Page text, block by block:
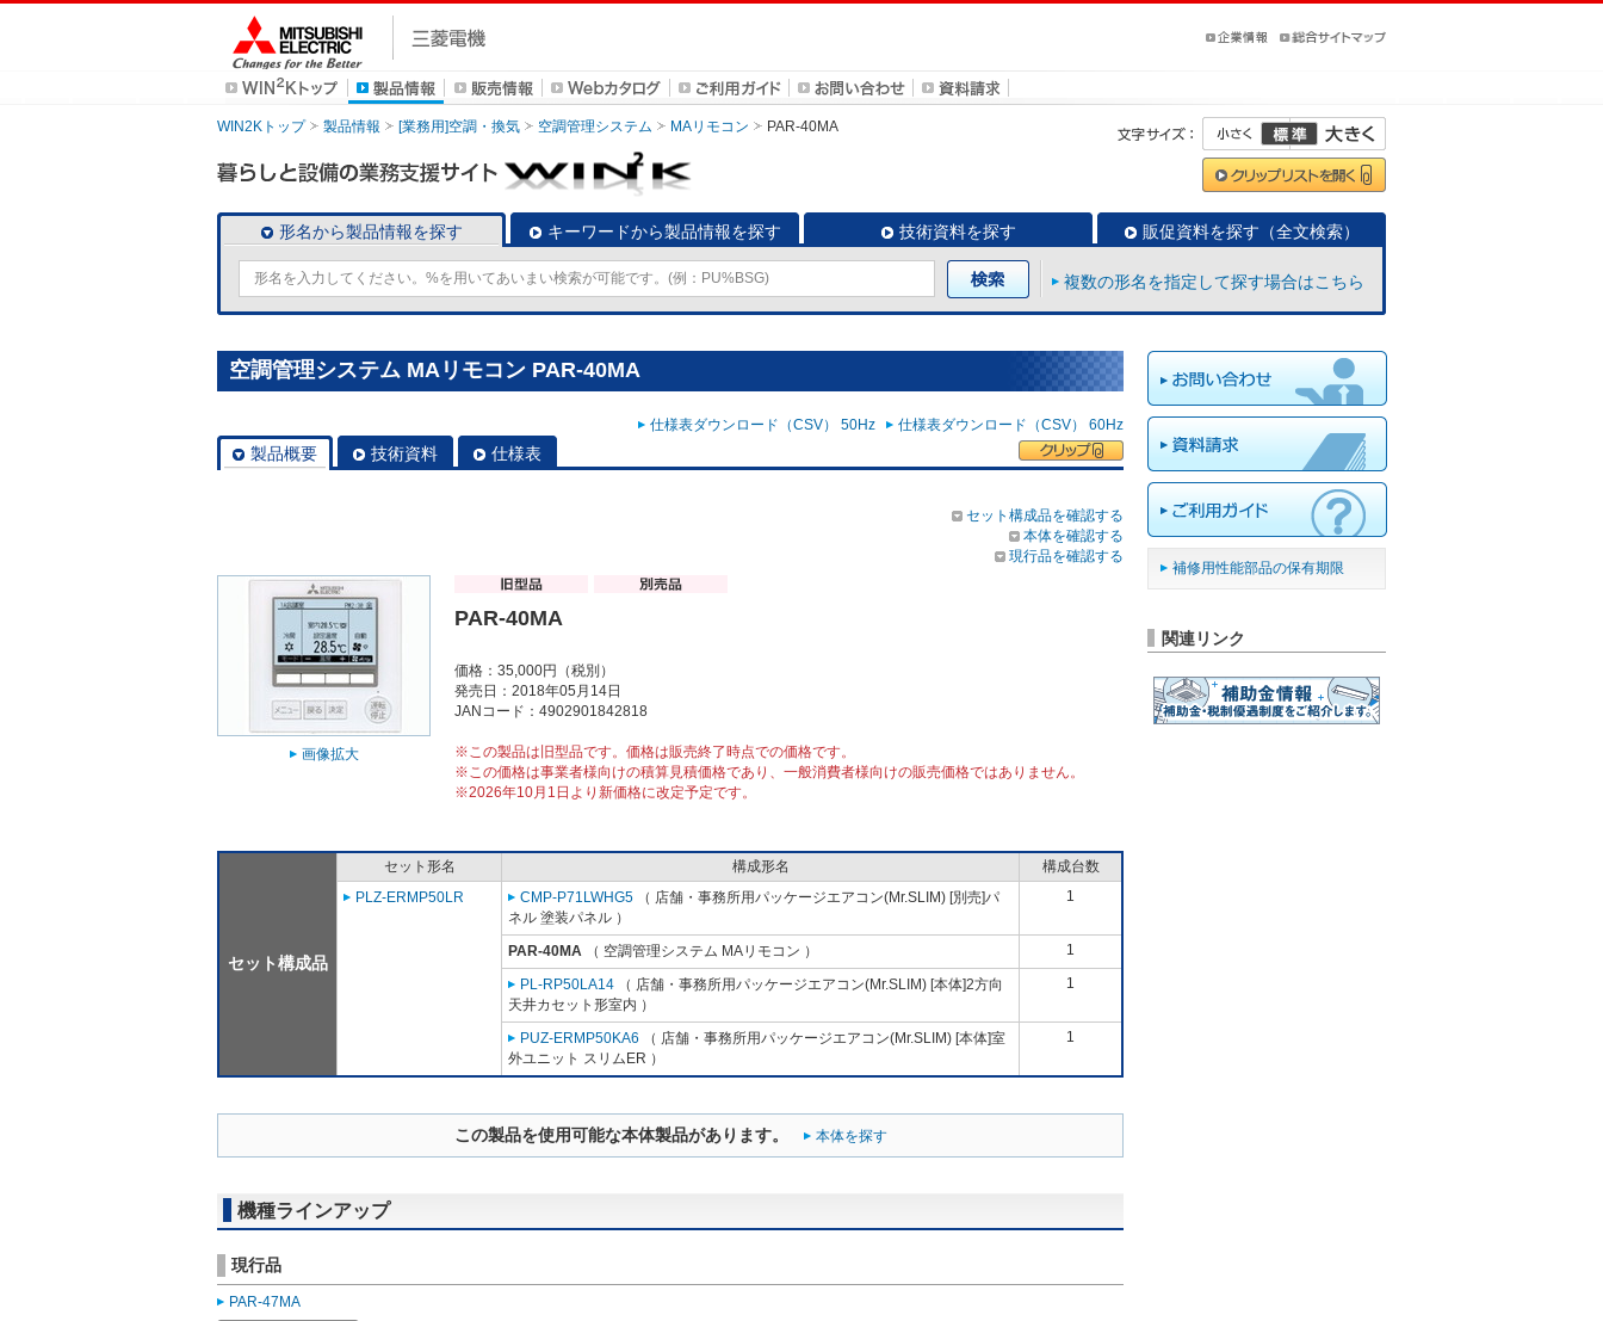
WIN2Kトップ 製品情報 [業務用]空調・換気 空調管理システム MAリモコン PAR-40MA
形名から製品情報を探す キーワードから製品情報を探す 技術資料を探す 販促資料を探す（全文検索）
複数の形名を指定して探す場合はこちら
空調管理システム MAリモコン PAR-40MA
仕様表ダウンロード（CSV） 50Hz 仕様表ダウンロード（CSV） 60Hz
製品概要 技術資料 仕様表
セット構成品を確認する
本体を確認する
現行品を確認する
画像拡大
PAR-40MA
価格：35,000円（税別）
発売日：2018年05月14日
JANコード：4902901842818
※この製品は旧型品です。価格は販売終了時点での価格です。
※この価格は事業者様向けの積算見積価格であり、一般消費者様向けの販売価格ではありません。
※2026年10月1日より新価格に改定予定です。
セット構成品
セット形名 構成形名
構成台数
PLZ-ERMP50LR
CMP-P71LWHG5 （ 店舗・事務所用パッケージエアコン(Mr.SLIM) [別売]パ
ネル 塗装パネル ）
1
PAR-40MA （ 空調管理システム MAリモコン ） 1
PL-RP50LA14 （ 店舗・事務所用パッケージエアコン(Mr.SLIM) [本体]2方向
天井カセット形室内 ）
1
PUZ-ERMP50KA6 （ 店舗・事務所用パッケージエアコン(Mr.SLIM) [本体]室
外ユニット スリムER ）
1
この製品を使用可能な本体製品があります。 本体を探す
機種ラインアップ
現行品
PAR-47MA
補修用性能部品の保有期限
関連リンク